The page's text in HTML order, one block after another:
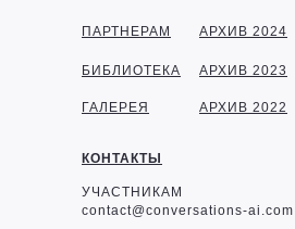
КОНТАКТЫ
ПАРТНЕРАМ
БИБЛИОТЕКА
УЧАСТНИКАМ
contact@conversations-ai.com
ГАЛЕРЕЯ
АРХИВ 2024
АРХИВ 2023
АРХИВ 2022